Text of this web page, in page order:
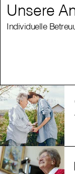
Unsere
Individuelle
Unsere
Individuelle